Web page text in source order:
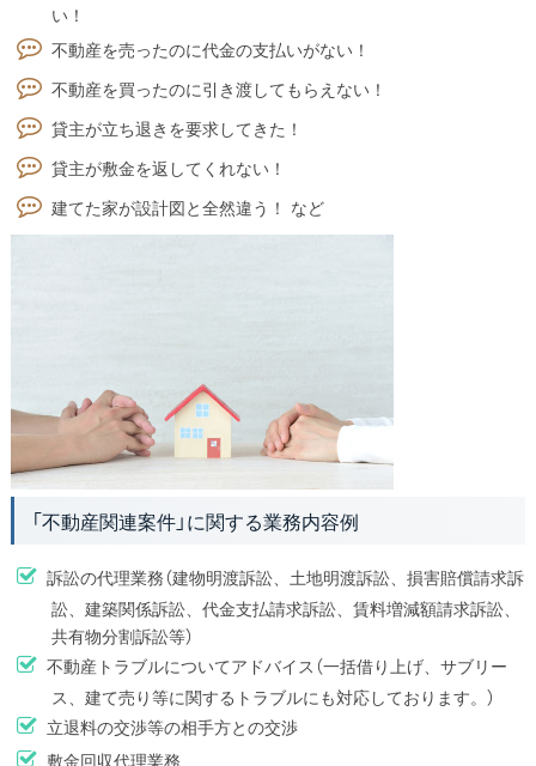
い！
不動産を売ったのに代金の支払いがない！
不動産を買ったのに引き渡してもらえない！
貸主が立ち退きを要求してきた！
貸主が敷金を返してくれない！
建てた家が設計図と全然違う！ など
「不動産関連案件」に関する業務内容例
訴訟の代理業務（建物明渡訴訟、土地明渡訴訟、損害賠償請求訴
訟、建築関係訴訟、代金支払請求訴訟、賃料増減額請求訴訟、
共有物分割訴訟等）
不動産トラブルについてアドバイス（一括借り上げ、サブリー
ス、建て売り等に関するトラブルにも対応しております。）
立退料の交渉等の相手方との交渉
敷金回収代理業務